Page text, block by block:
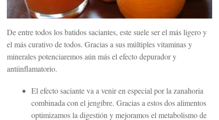
De entre todos los batidos saciantes, este suele ser el más ligero y
el más curativo de todos. Gracias a sus múltiples vitaminas y
minerales potenciaremos aún más el efecto depurador y
antiinflamatorio.
El efecto saciante va a venir en especial por la zanahoria
combinada con el jengibre. Gracias a estos dos alimentos
optimizamos la digestión y mejoramos el metabolismo de